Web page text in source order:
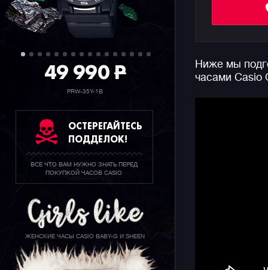
49 990P
PRW-35Y-1B
ОСТЕРЕГАЙТЕСЬ
ПОДДЕЛОК!
ВСЕ ЧТО ВАМ НУЖНО ЗНАТЬ ПЕРЕД
ПОКУПКОЙ ЧАСОВ CASIO
ЖЕНСКИЕ ЧАСЫ CASIO BABY-G И SHEEN
номером
Ниже мы
часами Casio